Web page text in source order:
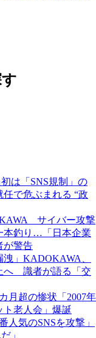
は「SNS規制」の
で危ぶまれる “政
サイバー攻撃
本釣り…「日本企業
が警告
洩」KADOKAWA、
へ 識者が語る「交
月超の惨状「2007年
ト老人会」爆誕
人気のSNSを攻撃」
」